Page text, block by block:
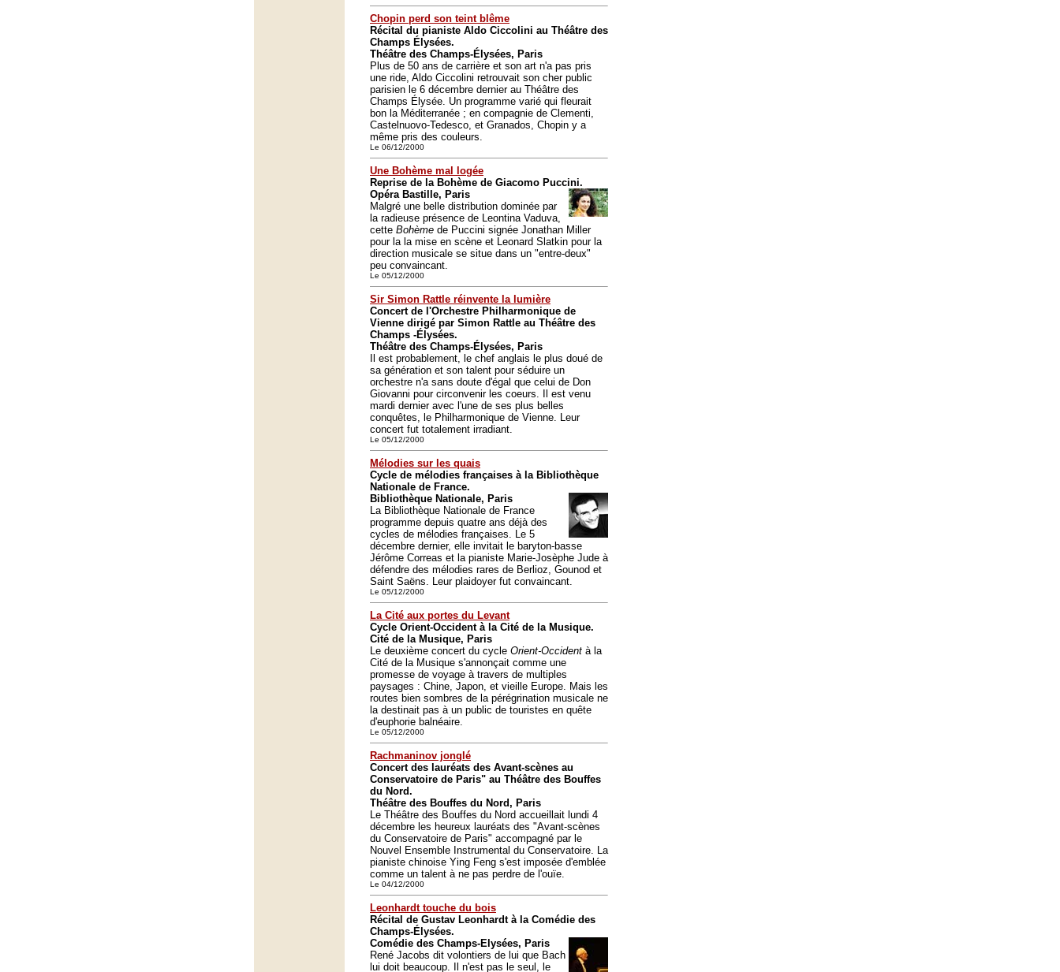
Chopin perd son teint blême
Récital du pianiste Aldo Ciccolini au Théâtre des
Champs Élysées.
Théâtre des Champs-Élysées, Paris
Plus de 50 ans de carrière et son art n'a pas pris
une ride, Aldo Ciccolini retrouvait son cher public
parisien le 6 décembre dernier au Théâtre des
Champs Élysée. Un programme varié qui fleurait
bon la Méditerranée ; en compagnie de Clementi,
Castelnuovo-Tedesco, et Granados, Chopin y a
même pris des couleurs.
Le 06/12/2000
Une Bohème mal logée
Reprise de la Bohème de Giacomo Puccini.
Opéra Bastille, Paris
Malgré une belle distribution dominée par
la radieuse présence de Leontina Vaduva,
cette Bohème de Puccini signée Jonathan Miller
pour la la mise en scène et Leonard Slatkin pour la
direction musicale se situe dans un "entre-deux"
peu convaincant.
Le 05/12/2000
Sir Simon Rattle réinvente la lumière
Concert de l'Orchestre Philharmonique de
Vienne dirigé par Simon Rattle au Théâtre des
Champs -Élysées.
Théâtre des Champs-Élysées, Paris
Il est probablement, le chef anglais le plus doué de
sa génération et son talent pour séduire un
orchestre n'a sans doute d'égal que celui de Don
Giovanni pour circonvenir les coeurs. Il est venu
mardi dernier avec l'une de ses plus belles
conquêtes, le Philharmonique de Vienne. Leur
concert fut totalement irradiant.
Le 05/12/2000
Mélodies sur les quais
Cycle de mélodies françaises à la Bibliothèque
Nationale de France.
Bibliothèque Nationale, Paris
La Bibliothèque Nationale de France
programme depuis quatre ans déjà des
cycles de mélodies françaises. Le 5
décembre dernier, elle invitait le baryton-basse
Jérôme Correas et la pianiste Marie-Josèphe Jude à
défendre des mélodies rares de Berlioz, Gounod et
Saint Saëns. Leur plaidoyer fut convaincant.
Le 05/12/2000
La Cité aux portes du Levant
Cycle Orient-Occident à la Cité de la Musique.
Cité de la Musique, Paris
Le deuxième concert du cycle Orient-Occident à la
Cité de la Musique s'annonçait comme une
promesse de voyage à travers de multiples
paysages : Chine, Japon, et vieille Europe. Mais les
routes bien sombres de la pérégrination musicale ne
la destinait pas à un public de touristes en quête
d'euphorie balnéaire.
Le 05/12/2000
Rachmaninov jonglé
Concert des lauréats des Avant-scènes au
Conservatoire de Paris" au Théâtre des Bouffes
du Nord.
Théâtre des Bouffes du Nord, Paris
Le Théâtre des Bouffes du Nord accueillait lundi 4
décembre les heureux lauréats des "Avant-scènes
du Conservatoire de Paris" accompagné par le
Nouvel Ensemble Instrumental du Conservatoire. La
pianiste chinoise Ying Feng s'est imposée d'emblée
comme un talent à ne pas perdre de l'ouïe.
Le 04/12/2000
Leonhardt touche du bois
Récital de Gustav Leonhardt à la Comédie des
Champs-Élysées.
Comédie des Champs-Elysées, Paris
René Jacobs dit volontiers de lui que Bach
lui doit beaucoup. Il n'est pas le seul, le